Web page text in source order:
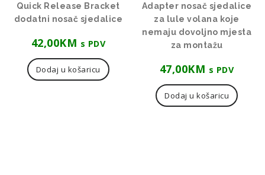
Quick Release Bracket
dodatni nosač sjedalice
42,00KM s PDV
Dodaj u košaricu
Adapter nosač sjedalice
za lule volana koje
nemaju dovoljno mjesta
za montažu
47,00KM s PDV
Dodaj u košaricu